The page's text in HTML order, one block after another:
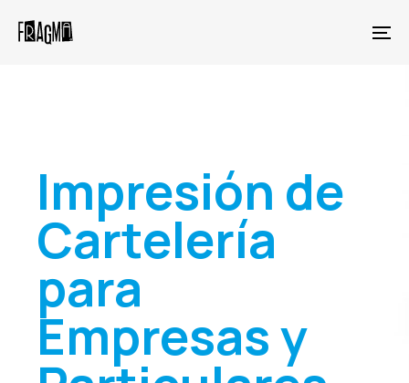
linksto
Impresión de
Cartelería
para
Empresas y